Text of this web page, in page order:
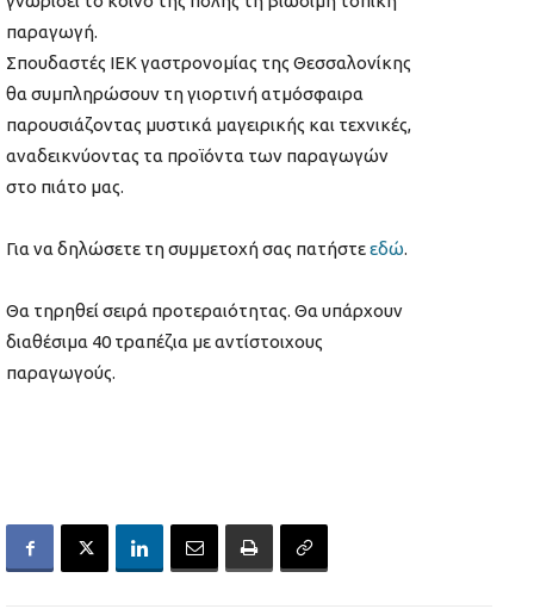
παραγωγή.
Σπουδαστές ΙΕΚ γαστρονομίας της Θεσσαλονίκης
θα συμπληρώσουν τη γιορτινή ατμόσφαιρα
παρουσιάζοντας μυστικά μαγειρικής και τεχνικές,
αναδεικνύοντας τα προϊόντα των παραγωγών
στο πιάτο μας.
Για να δηλώσετε τη συμμετοχή σας πατήστεεδώ.
Θα τηρηθεί σειρά προτεραιότητας. Θα υπάρχουν
διαθέσιμα 40 τραπέζια με αντίστοιχους
παραγωγούς.